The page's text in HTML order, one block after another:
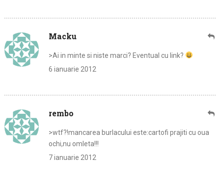
Macku
>Ai in minte si niste marci? Eventual cu link?
6 ianuarie 2012
rembo
>wtf?!mancarea burlacului este:cartofi prajiti cu oua
ochi,nu omleta!!!
7 ianuarie 2012